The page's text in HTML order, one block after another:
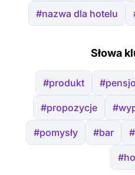
#nazwa dla hotelu
Słowa
#produkt
#propozycje
#pomysły #bar